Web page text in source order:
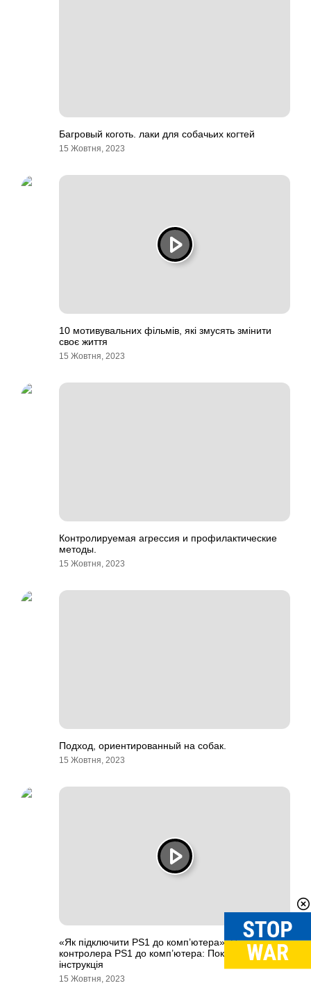
Багровый коготь. лаки для собачьих когтей
15 Жовтня, 2023
10 мотивувальних фільмів, які змусять змінити
своє життя
15 Жовтня, 2023
Контролируемая агрессия и профилактические
методы.
15 Жовтня, 2023
Подход, ориентированный на собак.
15 Жовтня, 2023
«Як підключити PS1 до комп’ютера»: Підключення
контролера PS1 до комп’ютера: Покрокова
інструкція
15 Жовтня, 2023